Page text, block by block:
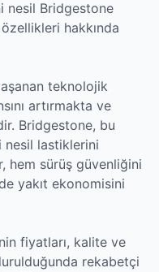
nesil Bridgestone
hakkında
teknolojik
artırmakta ve
Bridgestone, bu
nesil lastiklerini
hem sürüş güvenliğini
yakıt ekonomisini
fiyatları, kalite ve
rekabetçi